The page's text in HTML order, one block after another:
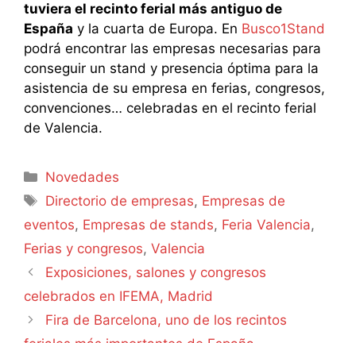
tuviera el recinto ferial más antiguo de
España y la cuarta de Europa. En Busco1Stand
podrá encontrar las empresas necesarias para
conseguir un stand y presencia óptima para la
asistencia de su empresa en ferias, congresos,
convenciones… celebradas en el recinto ferial
de Valencia.
Categorías
Novedades
Etiquetas
Directorio de empresas, Empresas de
eventos, Empresas de stands, Feria Valencia,
Ferias y congresos, Valencia
Exposiciones, salones y congresos
celebrados en IFEMA, Madrid
Fira de Barcelona, uno de los recintos